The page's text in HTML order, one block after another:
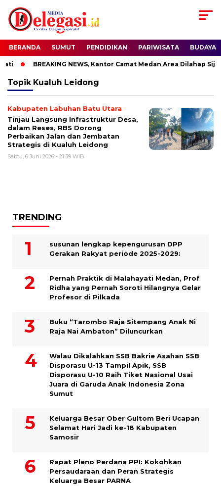
BERANDA SUMUT PENDIDIKAN PARIWISATA BUDAYA
BREAKING NEWS, Kantor Camat Medan Area Dilahap
Topik Kualuh Leidong
Kabupaten Labuhan Batu Utara
Tinjau Langsung Infrastruktur Desa,
dalam Reses, RBS Dorong
Perbaikan Jalan dan Jembatan
Strategis di Kualuh Leidong
Sabtu, 6 Juni 2026 - 21:39 WIB
TRENDING
susunan lengkap kepengurusan DPP
Gerakan Rakyat periode 2025-2029:
Pernah Praktik di Malahayati Medan, Prof
Ridha yang Pernah Soroti Hilangnya Gelar
Profesor di Pilkada
Buku “Tarombo Raja Sitempang Anak Ni
Raja Nai Ambaton” Diluncurkan
Walau Dikalahkan SSB Bakrie Asahan SSB
Disporasu U-13 Tampil Apik, SSB
Disporasu U-10 Raih Tiket Nasional Usai
Juara di Garuda Anak Indonesia Zona
Sumut
Keluarga Besar Ober Gultom Beri Ucapan
Selamat Hari Jadi ke-18 Kabupaten
Samosir
Rapat Pleno Perdana PPI: Kokohkan
Persaudaraan dan Peran Strategis
Keluarga Besar PARNA